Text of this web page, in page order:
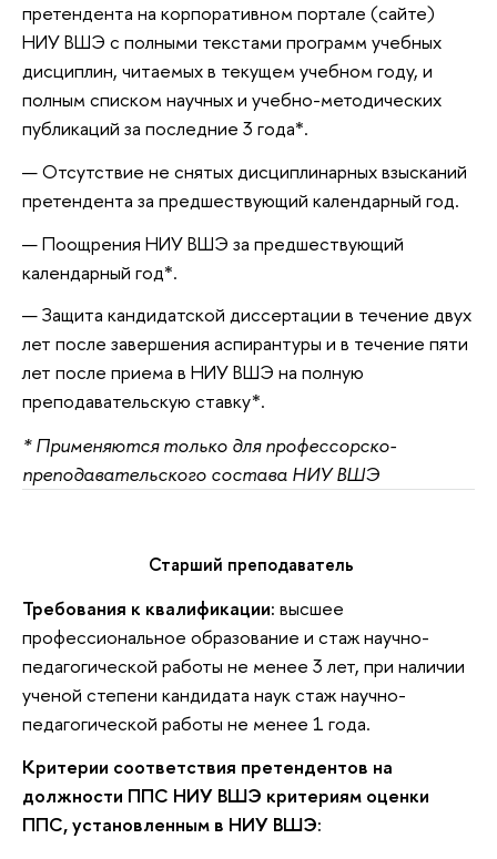
претендента на корпоративном портале (сайте)
НИУ ВШЭ с полными текстами программ учебных
дисциплин, читаемых в текущем учебном году, и
полным списком научных и учебно-методических
публикаций за последние 3 года*.
Отсутствие не снятых дисциплинарных взысканий
претендента за предшествующий календарный год.
Поощрения НИУ ВШЭ за предшествующий
календарный год*.
Защита кандидатской диссертации в течение двух
лет после завершения аспирантуры и в течение пяти
лет после приема в НИУ ВШЭ на полную
преподавательскую ставку*.
* Применяются только для профессорско-
преподавательского состава НИУ ВШЭ
Старший преподаватель
Требования к квалификации: высшее
профессиональное образование и стаж научно-
педагогической работы не менее 3 лет, при наличии
ученой степени кандидата наук стаж научно-
педагогической работы не менее 1 года.
Критерии соответствия претендентов на
должности ППС НИУ ВШЭ критериям оценки
ППС, установленным в НИУ ВШЭ: